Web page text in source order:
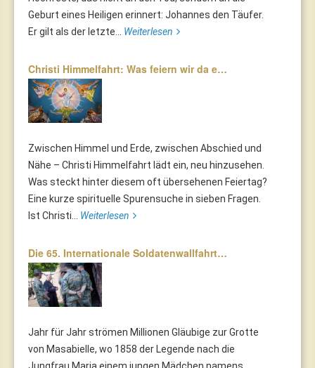
Geburt eines Heiligen erinnert: Johannes den Täufer.
Er gilt als der letzte... Weiterlesen
Christi Himmelfahrt: Was feiern wir da e…
Zwischen Himmel und Erde, zwischen Abschied und
Nähe – Christi Himmelfahrt lädt ein, neu hinzusehen.
Was steckt hinter diesem oft übersehenen Feiertag?
Eine kurze spirituelle Spurensuche in sieben Fragen.
Ist Christi... Weiterlesen
Die 65. Internationale Soldatenwallfahrt…
Jahr für Jahr strömen Millionen Gläubige zur Grotte
von Masabielle, wo 1858 der Legende nach die